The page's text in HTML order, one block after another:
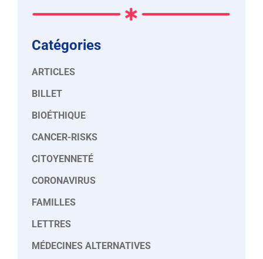
Catégories
ARTICLES
BILLET
BIOÉTHIQUE
CANCER-RISKS
CITOYENNETÉ
CORONAVIRUS
FAMILLES
LETTRES
MÉDECINES ALTERNATIVES